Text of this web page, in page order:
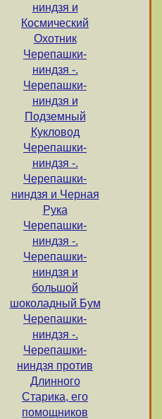
ниндзя и
Космический
Охотник
Черепашки-
ниндзя -.
Черепашки-
ниндзя и
Подземный
Кукловод
Черепашки-
ниндзя -.
Черепашки-
ниндзя и Черная
Рука
Черепашки-
ниндзя -.
Черепашки-
ниндзя и
большой
шоколадный Бум
Черепашки-
ниндзя -.
Черепашки-
ниндзя против
Длинного
Старика, его
помощников